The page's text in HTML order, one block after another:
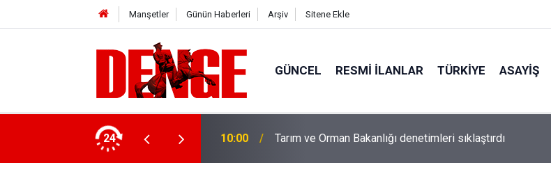
Manşetler Günün Haberleri Arşiv Sitene Ekle
GÜNCEL RESMI İLANLAR TÜRKİYE ASAYİŞ
24 10:00 Tarım ve Orman Bakanlığı denetimleri sıklaştırdı